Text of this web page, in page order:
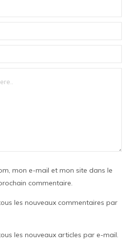
mon e-mail et mon site dans le
commentaire.
les nouveaux commentaires par
les nouveaux articles par e-mail.